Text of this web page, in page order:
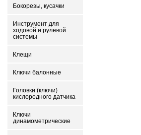
Бокорезы, кусачки
Инструмент для
ходовой и рулевой
системы
Клещи
Ключи балонные
Головки (ключи)
кислородного датчика
Ключи
динамометрические